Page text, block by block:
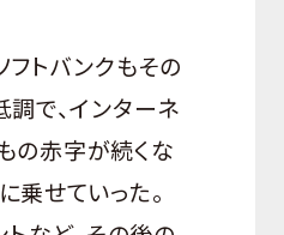
トバンクもその
で、インターネ
の赤字が続くな
せていった。